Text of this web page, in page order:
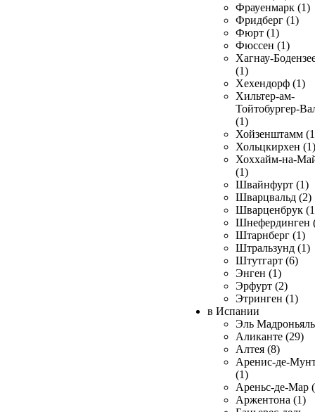
Фрауенмарк (1)
Фридберг (1)
Фюрт (1)
Фюссен (1)
Хагнау-
(1)
Хехендорф (1)
Хильтер-ам-
Тойтобургер-
(1)
Хойзенштамм
Хольцкирхен (1)
Хоххайм-на-
(1)
Швайнфурт (1)
Шварцвальд (2)
Шварценбрук
Шнефердинген
Штарнберг (1)
Штральзунд (1)
Штутгарт (6)
Энген (1)
Эрфурт (2)
Этринген (1)
в Испании
Эль
Аликанте (29)
Алтея (8)
Аренис-де-
(1)
Ареньс-де-Мар
Аржентона (1)